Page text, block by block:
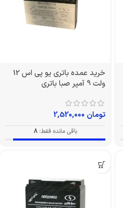
خرید عمده باتری یو پی اس 12
ولت 9 آمپر صبا باتری
تومان
باقی مانده فقط: 8